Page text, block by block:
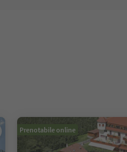
Prenotabile online